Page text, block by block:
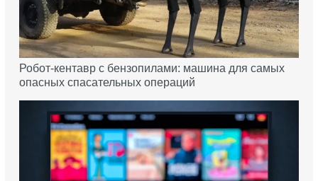
Робот-кентавр с бензопилами: машина для самых
опасных спасательных операций